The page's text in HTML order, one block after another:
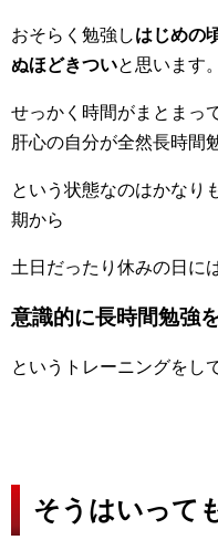
おそらく勉強しはじめの
ぬほどきついと思います。
せっかく時間がまとまっ
肝心の自分が全然長時間
という状態なのはかなり
期から
土日だったり休みの日に
意識的に長時間勉強
というトレーニングをし
そうはいって